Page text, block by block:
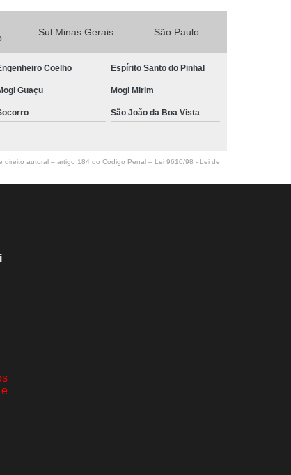
Sul Minas Gerais São Paulo
Coelho Espírito Santo do Pinhal
Guaçu Mogi Mirim
São João da Boa Vista
direito autoral – artigo 184 do Código Penal – Lei 9610/98 - Lei de